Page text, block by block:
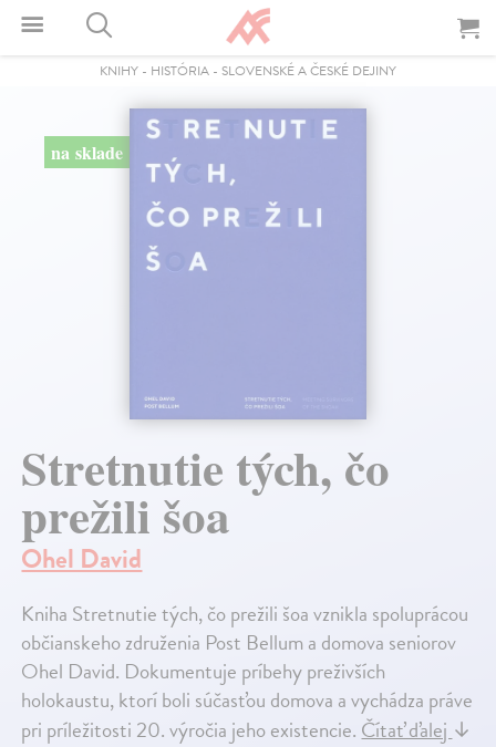
KNIHY - HISTÓRIA - SLOVENSKÉ A ČESKÉ DEJINY
na sklade
Stretnutie tých, čo
prežili šoa
Ohel David
Kniha Stretnutie tých, čo prežili šoa vznikla spoluprácou
občianskeho združenia Post Bellum a domova seniorov
Ohel David. Dokumentuje príbehy preživších
holokaustu, ktorí boli súčasťou domova a vychádza práve
pri príležitosti 20. výročia jeho existencie. Čítať ďalej ↓